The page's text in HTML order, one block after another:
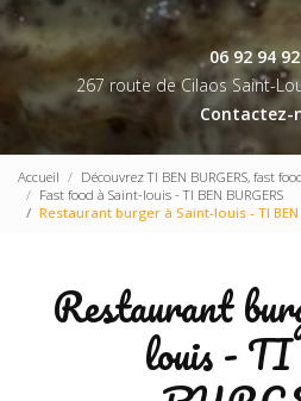
06 92 94
267 route de Cilaos Saint-
Contactez-
Accueil
Découvrez TI BEN BURGERS, fast
Fast food à Saint-louis - TI BEN BURGERS
Restaurant burger à Saint-louis - TI BEN
Restaurant
louis -